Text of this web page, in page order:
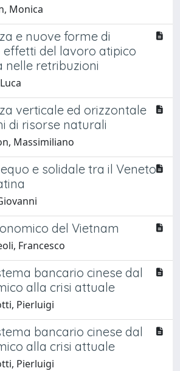
Monica
e nuove forme di
effetti del lavoro atipico
nelle retribuzioni
verticale ed orizzontale
di risorse naturali
Massimiliano
e solidale tra il Veneto
del Vietnam
Francesco
bancario cinese dal
alla crisi attuale
Pierluigi
bancario cinese dal
alla crisi attuale
Pierluigi